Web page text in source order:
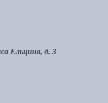
Ельцина, д. 3